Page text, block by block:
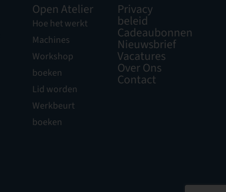
Open Atelier
Hoe het werkt
Machines
Workshop
boeken
Lid worden
Werkbeurt
boeken
Privacy
beleid
Cadeaubonnen
Nieuwsbrief
Vacatures
Over Ons
Contact